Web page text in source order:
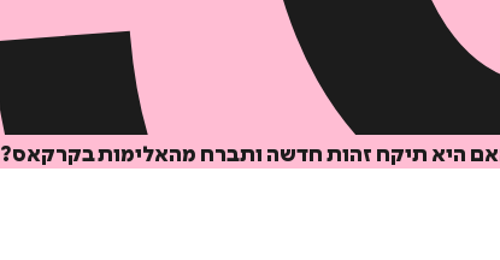
היא תיקח זהות חדשה ותברח מהאלימות בקרקאס?